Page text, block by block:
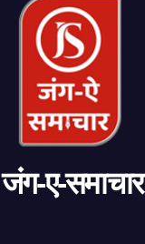
जंग-ए-समाचार